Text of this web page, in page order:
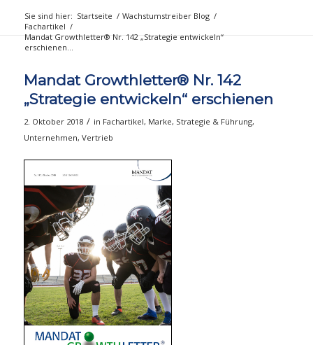
Sie sind hier: Startseite / Wachstumstreiber Blog /
Fachartikel /
Mandat Growthletter® Nr. 142 „Strategie entwickeln“
erschienen...
Mandat Growthletter® Nr. 142
„Strategie entwickeln“ erschienen
2. Oktober 2018 / in Fachartikel, Marke, Strategie & Führung,
Unternehmen, Vertrieb